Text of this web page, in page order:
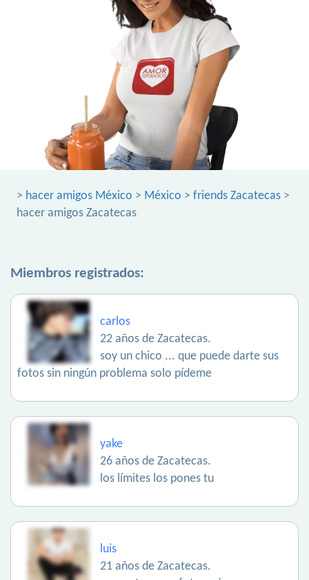
> hacer amigos México > México > friends Zacatecas >
hacer amigos Zacatecas
Miembros registrados:
carlos
22 años de Zacatecas.
soy un chico ... que puede darte sus
fotos sin ningún problema solo pídeme
yake
26 años de Zacatecas.
los límites los pones tu
luis
21 años de Zacatecas.